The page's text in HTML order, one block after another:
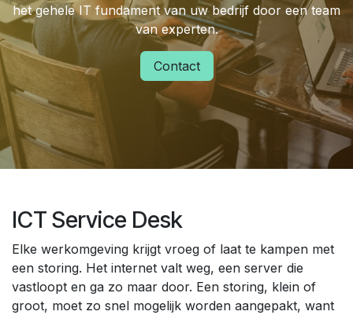
het gehele IT fundament van uw bedrijf door een team
van experten.
Contact
ICT Service Desk
Elke werkomgeving krijgt vroeg of laat te kampen met
een storing. Het internet valt weg, een server die
vastloopt en ga zo maar door. Een storing, klein of
groot, moet zo snel mogelijk worden aangepakt, want